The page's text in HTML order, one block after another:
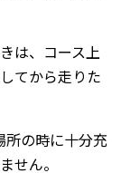
は、コース上
てから走りた
所の時に十分充
せん。